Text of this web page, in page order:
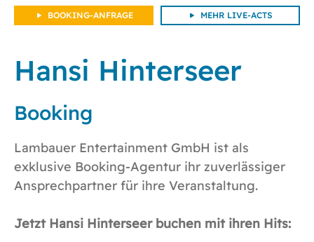
BOOKING-ANFRAGE MEHR LIVE-ACTS
Hansi Hinterseer
Booking
Lambauer Entertainment GmbH ist als
exklusive Booking-Agentur ihr zuverlässiger
Ansprechpartner für ihre Veranstaltung.
Jetzt Hansi Hinterseer buchen mit ihren Hits: